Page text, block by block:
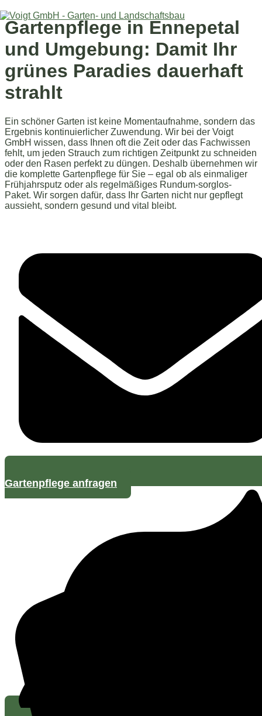
Zum
Inhalt
springen
Gartenpflege in Ennepetal
und Umgebung: Damit Ihr
grünes Paradies dauerhaft
strahlt
Ein schöner Garten ist keine Momentaufnahme, sondern das
Ergebnis kontinuierlicher Zuwendung. Wir bei der Voigt
GmbH wissen, dass Ihnen oft die Zeit oder das Fachwissen
fehlt, um jeden Strauch zum richtigen Zeitpunkt zu schneiden
oder den Rasen perfekt zu düngen. Deshalb übernehmen wir
die komplette Gartenpflege für Sie – egal ob als einmaliger
Frühjahrsputz oder als regelmäßiges Rundum-sorglos-
Paket. Wir sorgen dafür, dass Ihr Garten nicht nur gepflegt
aussieht, sondern gesund und vital bleibt.
Gartenpflege anfragen